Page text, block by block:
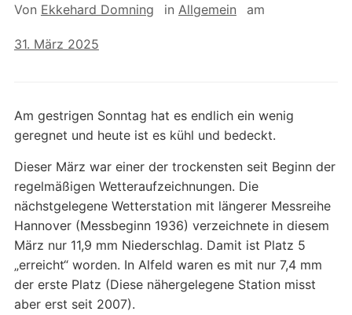
Von Ekkehard Domning in Allgemein am
31. März 2025
Am gestrigen Sonntag hat es endlich ein wenig
geregnet und heute ist es kühl und bedeckt.
Dieser März war einer der trockensten seit Beginn der
regelmäßigen Wetteraufzeichnungen. Die
nächstgelegene Wetterstation mit längerer Messreihe
Hannover (Messbeginn 1936) verzeichnete in diesem
März nur 11,9 mm Niederschlag. Damit ist Platz 5
„erreicht“ worden. In Alfeld waren es mit nur 7,4 mm
der erste Platz (Diese nähergelegene Station misst
aber erst seit 2007).